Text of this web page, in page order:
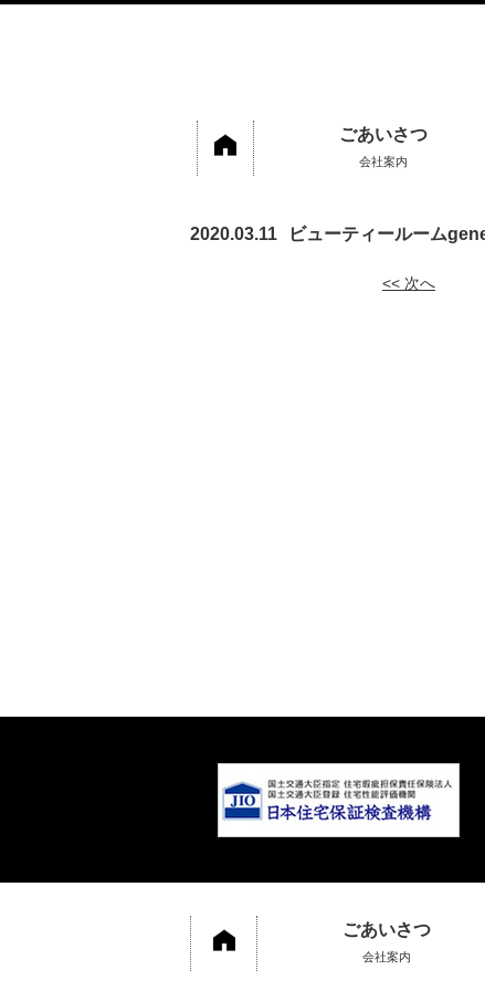
ごあいさつ
会社案内
2020.03.11 ビューティールーム
<< 次へ
ごあいさつ
会社案内